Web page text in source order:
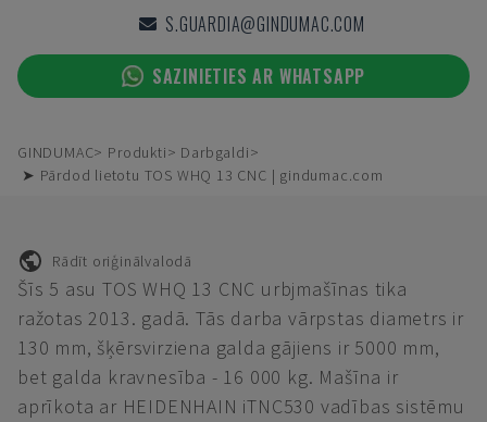
S.GUARDIA@GINDUMAC.COM
SAZINIETIES AR WHATSAPP
GINDUMAC Produkti
Darbgaldi
➤ Pārdod lietotu TOS WHQ 13 CNC | gindumac.com
Rādīt oriģinālvalodā
Šīs 5 asu TOS WHQ 13 CNC urbjmašīnas tika
ražotas 2013. gadā. Tās darba vārpstas diametrs ir
130 mm, šķērsvirziena galda gājiens ir 5000 mm,
bet galda kravnesība - 16 000 kg. Mašīna ir
aprīkota ar HEIDENHAIN iTNC530 vadības sistēmu